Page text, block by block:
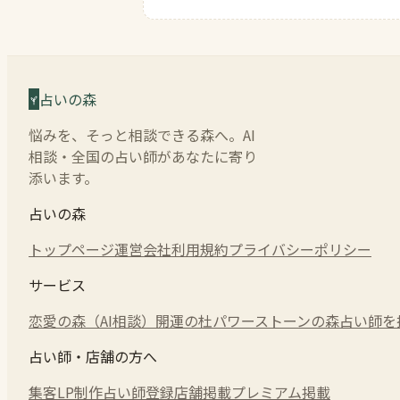
占いの森
悩みを、そっと相談できる森へ。AI
相談・全国の占い師があなたに寄り
添います。
占いの森
トップページ運営会社利用規約プライバシーポリシー
サービス
恋愛の森（AI相談） 開運の杜パワーストーンの森占い師
占い師・店舗の方へ
集客LP制作占い師登録店舗掲載プレミアム掲載